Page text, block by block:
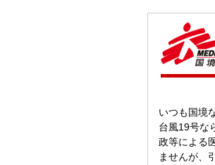
いつも国境
台風19号な
政等による
ませんが、